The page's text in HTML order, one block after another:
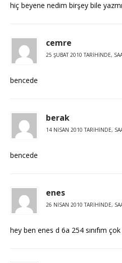
hiç beyene nedim birşey bile
cemre
25 ŞUBAT 2010 TARIHINDE,
bencede
berak
14 NISAN 2010 TARIHINDE,
bencede
enes
26 NISAN 2010 TARIHINDE,
hey ben enes d 6a 254 sınıfım